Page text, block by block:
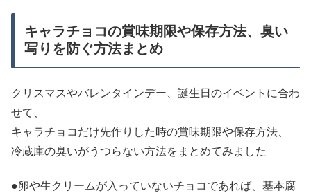
キャラチョコの賞味期限や保存方法、臭い
写りを防ぐ方法まとめ
クリスマスやバレンタインデー、誕生日のイベントに合わ
せて、
キャラチョコだけ先作りした時の賞味期限や保存方法、
冷蔵庫の臭いがうつらない方法をまとめてみました
●卵や生クリームが入っていないチョコであれば、基本腐